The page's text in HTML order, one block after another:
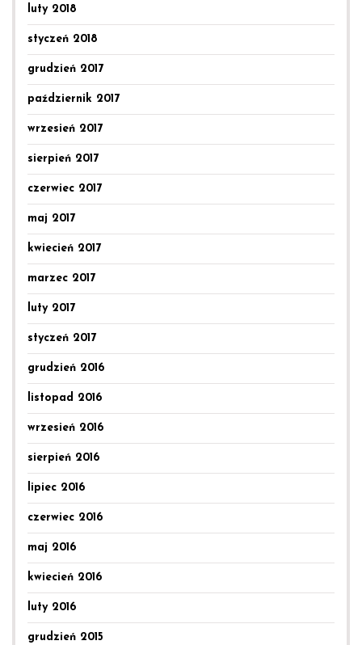
luty 2018
styczeń 2018
grudzień 2017
październik 2017
wrzesień 2017
sierpień 2017
czerwiec 2017
maj 2017
kwiecień 2017
marzec 2017
luty 2017
styczeń 2017
grudzień 2016
listopad 2016
wrzesień 2016
sierpień 2016
lipiec 2016
czerwiec 2016
maj 2016
kwiecień 2016
luty 2016
grudzień 2015